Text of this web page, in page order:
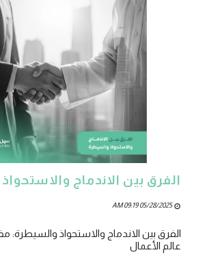
الفرق بين الاندماج
05/28/2025 09:19 AM
الفرق بين الاندماج والاستحواذ
عالم الأعمال